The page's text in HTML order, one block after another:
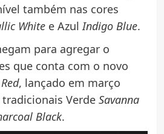
também nas cores
Whitee Azul Indigo Blue.
para agregar o
que conta com o novo
, lançado em março
Verde Savanna
Black.